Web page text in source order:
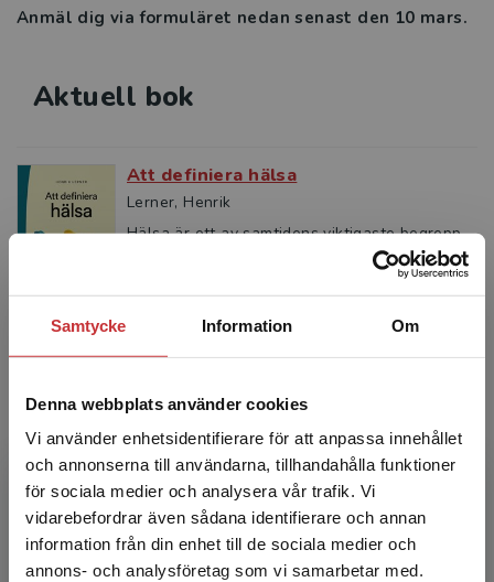
Samtycke Information Om
Denna webbplats använder cookies
Vi använder enhetsidentifierare för att anpassa innehållet
och annonserna till användarna, tillhandahålla funktioner
för sociala medier och analysera vår trafik. Vi
vidarebefordrar även sådana identifierare och annan
information från din enhet till de sociala medier och
annons- och analysföretag som vi samarbetar med.
Begränsad fraktregion
Anmäl dig via formuläret nedan senast den 10 mars.
Aktuell bok
Att definiera hälsa
Lerner, Henrik
Hälsa är ett av samtidens viktigaste begrepp.
Men vad är hälsa? Den här boken förklarar
några av de vanligaste sätten att definiera
hälsa som använ...
inkl. moms
Exkl. moms: 294 kr
Anmäl dig här
Namn
E-post